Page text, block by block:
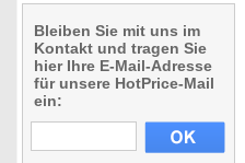
Bleiben Sie mit uns im
Kontakt und tragen Sie
hier Ihre E-Mail-Adresse
für unsere HotPrice-Mail
ein: